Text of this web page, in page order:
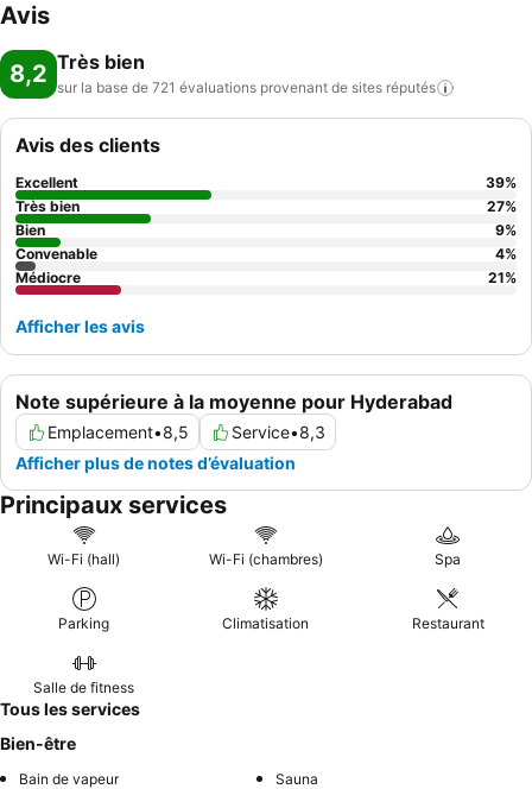
Avis
8,2 Très bien
sur la base de 721 évaluations provenant de sites réputés
Note supérieure à la moyenne pour Hyderabad
Emplacement•8,5 Service•8,3
Afficher plus de notes d’évaluation
Avis des clients
Excellent 39%
Très bien
27%
Bien
9%
Convenable
4%
Médiocre
21%
Afficher les avis
Principaux services
Wi-Fi (hall) Wi-Fi (chambres) Spa
Parking Climatisation Restaurant
Salle de fitness
Tous les services
Bien-être
Bain de vapeur
Sauna